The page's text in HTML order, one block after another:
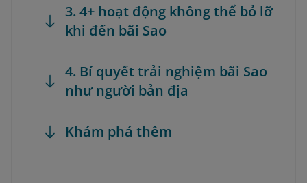
3. 4+ hoạt động không thể bỏ lỡ
khi đến bãi Sao
4. Bí quyết trải nghiệm bãi Sao
như người bản địa
Khám phá thêm